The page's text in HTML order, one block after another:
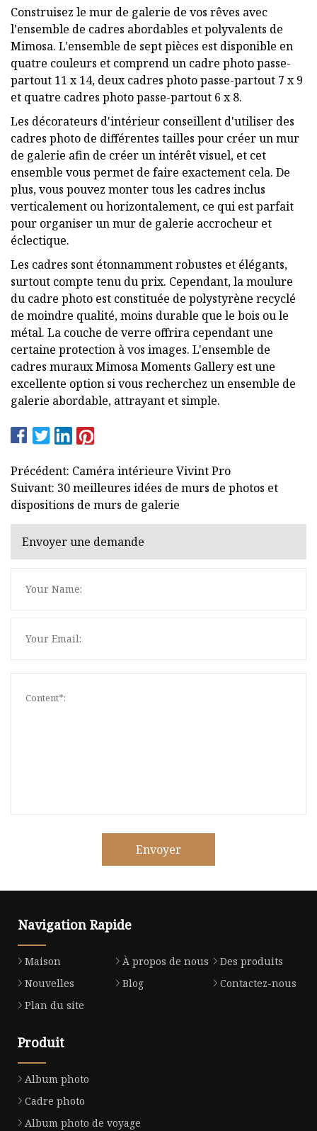
Construisez le mur de galerie de vos rêves avec
l'ensemble de cadres abordables et polyvalents de
Mimosa. L'ensemble de sept pièces est disponible en
quatre couleurs et comprend un cadre photo passe-
partout 11 x 14, deux cadres photo passe-partout 7 x 9
et quatre cadres photo passe-partout 6 x 8.
Les décorateurs d'intérieur conseillent d'utiliser des
cadres photo de différentes tailles pour créer un mur
de galerie afin de créer un intérêt visuel, et cet
ensemble vous permet de faire exactement cela. De
plus, vous pouvez monter tous les cadres inclus
verticalement ou horizontalement, ce qui est parfait
pour organiser un mur de galerie accrocheur et
éclectique.
Les cadres sont étonnamment robustes et élégants,
surtout compte tenu du prix. Cependant, la moulure
du cadre photo est constituée de polystyrène recyclé
de moindre qualité, moins durable que le bois ou le
métal. La couche de verre offrira cependant une
certaine protection à vos images. L'ensemble de
cadres muraux Mimosa Moments Gallery est une
excellente option si vous recherchez un ensemble de
galerie abordable, attrayant et simple.
Précédent: Caméra intérieure Vivint Pro
Suivant: 30 meilleures idées de murs de photos et
dispositions de murs de galerie
Envoyer une demande
Envoyer
Navigation Rapide
Maison À propos de nous
Des produits
Nouvelles
Blog
Contactez-nous
Plan du site
Produit
Album photo
Cadre photo
Album photo de voyage